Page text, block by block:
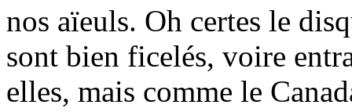
nos aïeuls. Oh certes le
sont bien ficelés, voire
elles, mais comme le